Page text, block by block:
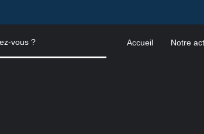
Accueil Notre